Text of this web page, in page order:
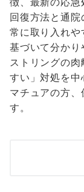
回復方法と通
常に取り入れや
基づいて分かり
ストリングの
すい」対処を中
マチュアの方
す。